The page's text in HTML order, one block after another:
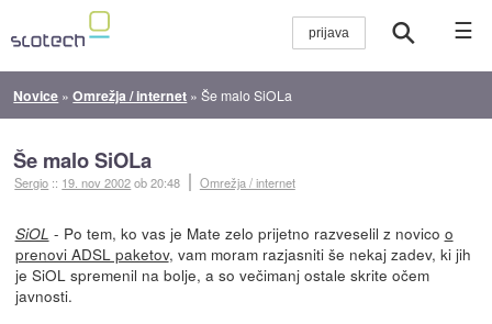
☰
Novice »Omrežja / internet »Še malo SiOLa
Še malo SiOLa
Sergio :: 19. nov 2002ob 20:48 Omrežja / internet
SiOL - Po tem, ko vas je Mate zelo prijetno razveselil z novico o
prenovi ADSL paketov, vam moram razjasniti še nekaj zadev, ki jih
je SiOL spremenil na bolje, a so večimanj ostale skrite očem
javnosti.